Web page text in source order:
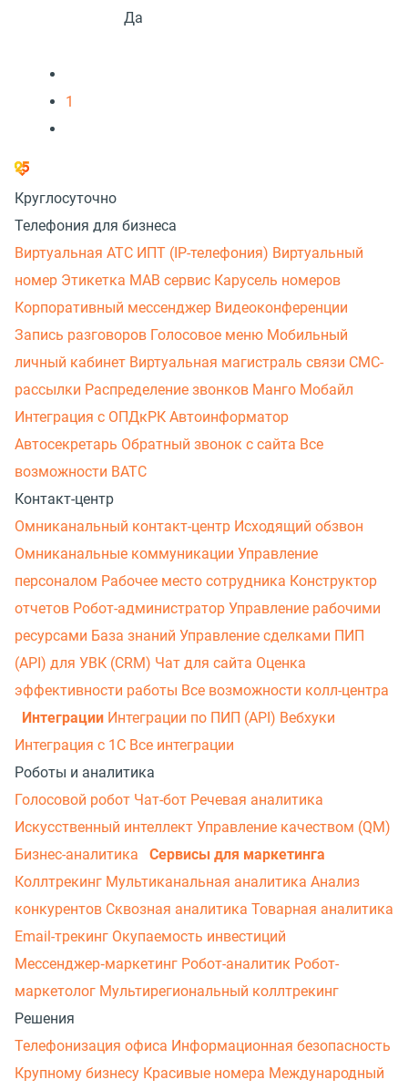
Да
1
Круглосуточно
Телефония для бизнеса
Виртуальная АТС ИПТ (IP-телефония) Виртуальный
номер Этикетка МАВ сервис Карусель номеров
Корпоративный мессенджер Видеоконференции
Запись разговоров Голосовое меню Мобильный
личный кабинет Виртуальная магистраль связи СМС-
рассылки Распределение звонков Манго Мобайл
Интеграция с ОПДкРК Автоинформатор
Автосекретарь Обратный звонок с сайта Все
возможности ВАТС
Контакт-центр
Омниканальный контакт-центр Исходящий обзвон
Омниканальные коммуникации Управление
персоналом Рабочее место сотрудника Конструктор
отчетов Робот-администратор Управление рабочими
ресурсами База знаний Управление сделками ПИП
(API) для УВК (CRM) Чат для сайта Оценка
эффективности работы Все возможности колл-центра
Интеграции Интеграции по ПИП (API) Вебхуки
Интеграция с 1С Все интеграции
Роботы и аналитика
Голосовой робот Чат-бот Речевая аналитика
Искусственный интеллект Управление качеством (QM)
Бизнес-аналитика
Сервисы для маркетинга
Коллтрекинг Мультиканальная аналитика Анализ
конкурентов Сквозная аналитика Товарная аналитика
Email-трекинг Окупаемость инвестиций
Мессенджер‑маркетинг Робот-аналитик Робот-
маркетолог Мультирегиональный коллтрекинг
Решения
Телефонизация офиса Информационная безопасность
Крупному бизнесу Красивые номера Международный